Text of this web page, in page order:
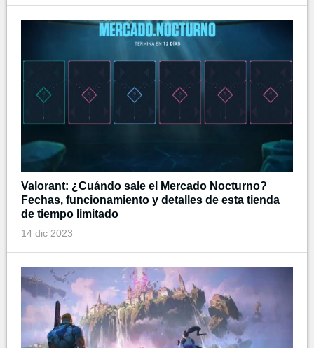
Valorant: ¿Cuándo sale el Mercado Nocturno?
Fechas, funcionamiento y detalles de esta tienda
de tiempo limitado
14 dic 2023